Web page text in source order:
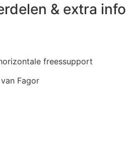
& extra info
freessupport
Fagor